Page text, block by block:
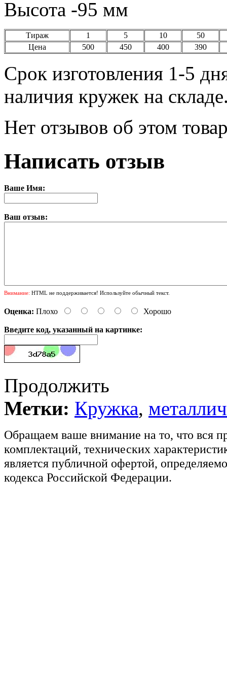
Высота -95 мм
Тираж 1 5 10
50
Цена
500 450 400 390
Срок изготовления 1-5
наличия кружек на
Нет отзывов об этом
Написать отзыв
Ваше Имя:
Ваш отзыв:
Внимание: HTML не поддерживается! Используйте обычный текст.
Оценка: Плохо Хорошо
Введите код, указанный на картинке:
Продолжить
Метки: Кружка,
Обращаем ваше внимание на то, что вся
комплектаций, технических
является публичной офертой,
кодекса Российской Федерации.